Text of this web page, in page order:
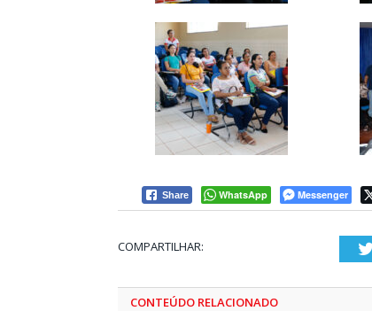
Share WhatsApp Messenger
COMPARTILHAR:
CONTEÚDO RELACIONADO